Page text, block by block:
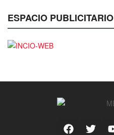
ESPACIO PUBLICITARIO